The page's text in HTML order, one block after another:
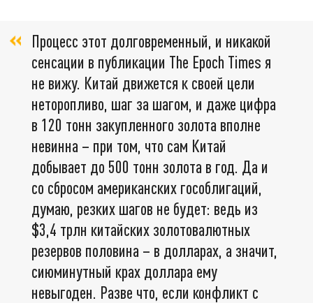
Процесс этот долговременный, и никакой
сенсации в публикации The Epoch Times я
не вижу. Китай движется к своей цели
неторопливо, шаг за шагом, и даже цифра
в 120 тонн закупленного золота вполне
невинна – при том, что сам Китай
добывает до 500 тонн золота в год. Да и
со сбросом американских гособлигаций,
думаю, резких шагов не будет: ведь из
$3,4 трлн китайских золотовалютных
резервов половина – в долларах, а значит,
сиюминутный крах доллара ему
невыгоден. Разве что, если конфликт с